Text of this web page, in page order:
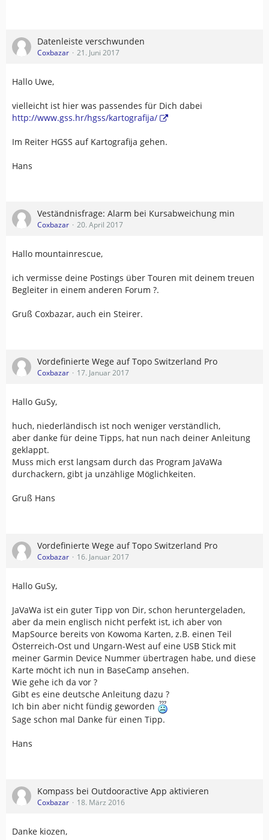
Datenleiste verschwunden
Coxbazar 21. Juni 2017
Hallo Uwe,
vielleicht ist hier was passendes für Dich dabei
http://www.gss.hr/hgss/kartografija/
Im Reiter HGSS auf Kartografija gehen.
Hans
Veständnisfrage: Alarm bei Kursabweichung min
Coxbazar 20. April 2017
Hallo mountainrescue,
ich vermisse deine Postings über Touren mit deinem treuen
Begleiter in einem anderen Forum ?.
Gruß Coxbazar, auch ein Steirer.
Vordefinierte Wege auf Topo Switzerland Pro
Coxbazar 17. Januar 2017
Hallo GuSy,
huch, niederländisch ist noch weniger verständlich,
aber danke für deine Tipps, hat nun nach deiner Anleitung
geklappt.
Muss mich erst langsam durch das Program JaVaWa
durchackern, gibt ja unzählige Möglichkeiten.
Gruß Hans
Vordefinierte Wege auf Topo Switzerland Pro
Coxbazar 16. Januar 2017
Hallo GuSy,
JaVaWa ist ein guter Tipp von Dir, schon heruntergeladen,
aber da mein englisch nicht perfekt ist, ich aber von
MapSource bereits von Kowoma Karten, z.B. einen Teil
Österreich-Ost und Ungarn-West auf eine USB Stick mit
meiner Garmin Device Nummer übertragen habe, und diese
Karte möcht ich nun in BaseCamp ansehen.
Wie gehe ich da vor ?
Gibt es eine deutsche Anleitung dazu ?
Ich bin aber nicht fündig geworden
Sage schon mal Danke für einen Tipp.
Hans
Kompass bei Outdooractive App aktivieren
Coxbazar 18. März 2016
Danke kiozen,